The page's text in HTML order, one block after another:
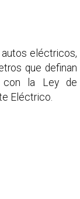
eléctricos,
que definan
con la Ley de
Eléctrico.